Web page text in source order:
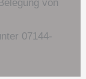
von
07144-